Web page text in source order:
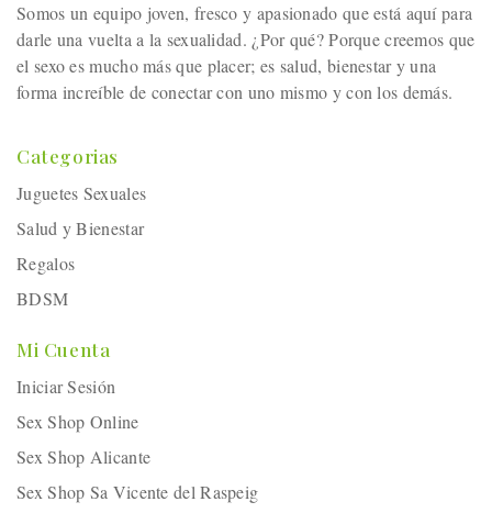
Somos un equipo joven, fresco y apasionado que está aquí para
darle una vuelta a la sexualidad. ¿Por qué? Porque creemos que
el sexo es mucho más que placer; es salud, bienestar y una
forma increíble de conectar con uno mismo y con los demás.
Categorias
Juguetes Sexuales
Salud y Bienestar
Regalos
BDSM
Mi Cuenta
Iniciar Sesión
Sex Shop Online
Sex Shop Alicante
Sex Shop Sa Vicente del Raspeig